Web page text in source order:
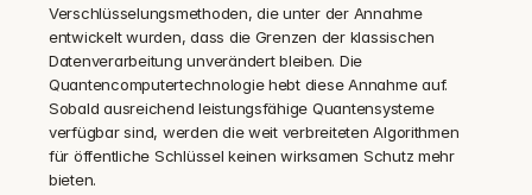
Verschlüsselungsmethoden, die unter der Annahme
entwickelt wurden, dass die Grenzen der klassischen
Datenverarbeitung unverändert bleiben. Die
Quantencomputertechnologie hebt diese Annahme auf.
Sobald ausreichend leistungsfähige Quantensysteme
verfügbar sind, werden die weit verbreiteten Algorithmen
für öffentliche Schlüssel keinen wirksamen Schutz mehr
bieten.